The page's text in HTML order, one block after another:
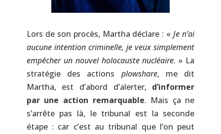
Lors de son procès, Martha déclare : «Je n’ai
aucune intention criminelle, je veux simplement
empêcher un nouvel holocauste nucléaire. » La
stratégie des actions plowshare, me dit
Martha, est d’abord d’alerter, d’informer
par une action remarquable. Mais ça ne
s’arrête pas là, le tribunal est la seconde
étape : car c’est au tribunal que l’on peut